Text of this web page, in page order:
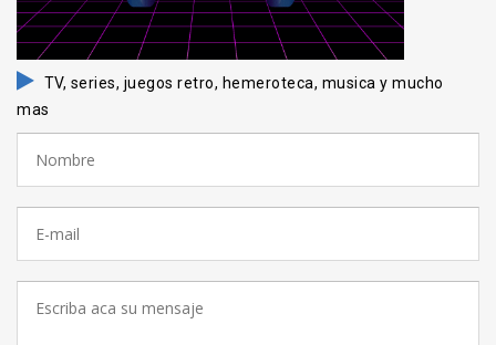
TV, series, juegos retro, hemeroteca, musica y mucho
mas